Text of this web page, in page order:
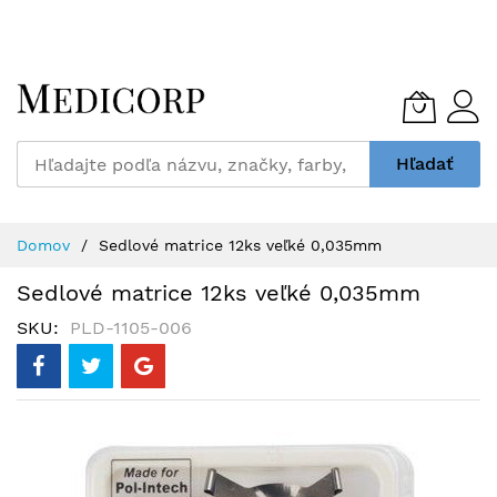
to
Content
Hľadať
Domov Sedlové matrice 12ks veľké 0,035mm
Sedlové matrice 12ks veľké 0,035mm
SKU PLD-1105-006